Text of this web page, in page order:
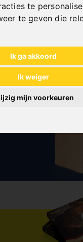
te
te geven die
Ik ga akkoord
Ik weiger
mijn voorkeuren